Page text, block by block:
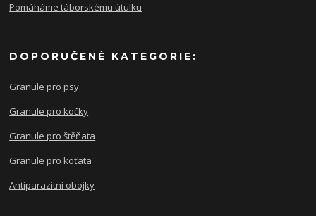
Pomáháme táborskému útulku
DOPORUČENÉ KATEGORIE:
Granule pro psy
Granule pro kočky
Granule pro štěňata
Granule pro koťata
Antiparazitní obojky